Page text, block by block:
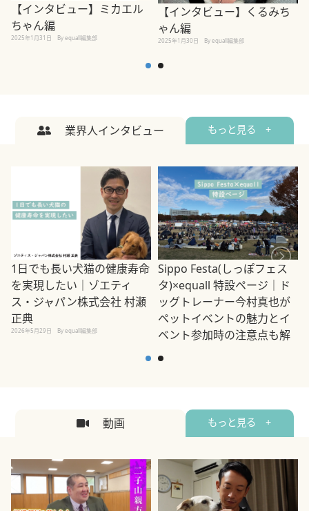
【インタビュー】ミカエル
ちゃん編
2025年1月31日 By equall編集部
【インタビュー】くるみち
ゃん編
2025年1月30日 By equall編集部
業界人インタビュー もっと見る +
1日でも長い犬猫の健康寿命
を実現したい｜ゾエティ
ス・ジャパン株式会社 村瀬
正典
2026年5月29日 By equall編集部
Sippo Festa(しっぽフェス
タ)×equall 特設ページ｜ド
ッグトレーナー今村真也が
ペットイベントの魅力とイ
ベント参加時の注意点も解
2026年5月12日
動画 もっと見る +